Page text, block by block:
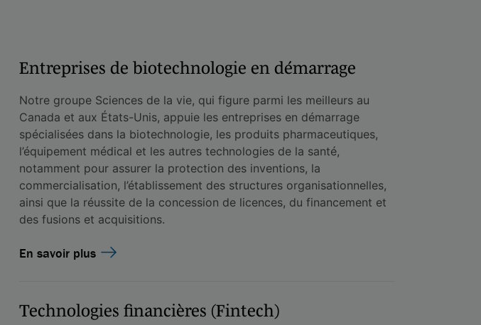
Entreprises de biotechnologie en démarrage
Notre groupe Sciences de la vie, qui figure parmi les meilleurs au
Canada et aux États-Unis, appuie les entreprises en démarrage
spécialisées dans la biotechnologie, les produits pharmaceutiques,
l’équipement médical et les autres technologies de la santé,
notamment pour assurer la protection des inventions, la
commercialisation, l’établissement des structures organisationnelles,
ainsi que la réussite de la concession de licences, du financement et
des fusions et acquisitions.
En savoir plus
Technologies financières (Fintech)